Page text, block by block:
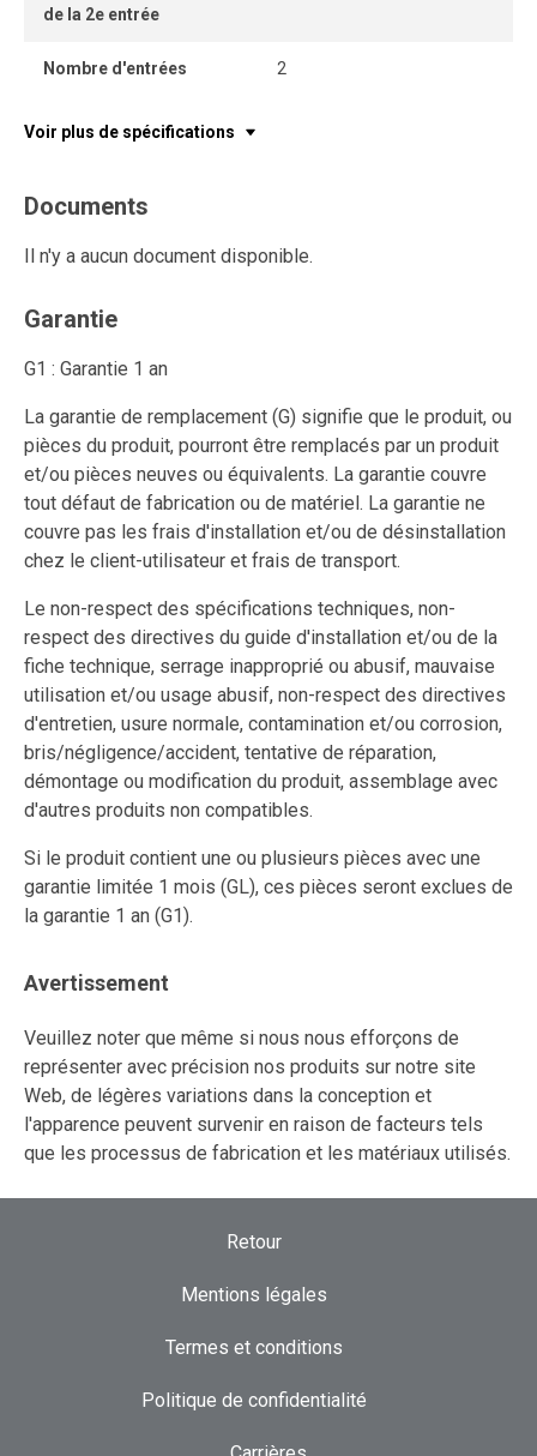
de la 2e entrée
Nombre d'entrées 2
Voir plus de spécifications
Documents
Il n'y a aucun document disponible.
Garantie
G1 : Garantie 1 an
La garantie de remplacement (G) signifie que le produit, ou
pièces du produit, pourront être remplacés par un produit
et/ou pièces neuves ou équivalents. La garantie couvre
tout défaut de fabrication ou de matériel. La garantie ne
couvre pas les frais d'installation et/ou de désinstallation
chez le client-utilisateur et frais de transport.
Le non-respect des spécifications techniques, non-
respect des directives du guide d'installation et/ou de la
fiche technique, serrage inapproprié ou abusif, mauvaise
utilisation et/ou usage abusif, non-respect des directives
d'entretien, usure normale, contamination et/ou corrosion,
bris/négligence/accident, tentative de réparation,
démontage ou modification du produit, assemblage avec
d'autres produits non compatibles.
Si le produit contient une ou plusieurs pièces avec une
garantie limitée 1 mois (GL), ces pièces seront exclues de
la garantie 1 an (G1).
Avertissement
Veuillez noter que même si nous nous efforçons de
représenter avec précision nos produits sur notre site
Web, de légères variations dans la conception et
l'apparence peuvent survenir en raison de facteurs tels
que les processus de fabrication et les matériaux utilisés.
Retour
Mentions légales
Termes et conditions
Politique de confidentialité